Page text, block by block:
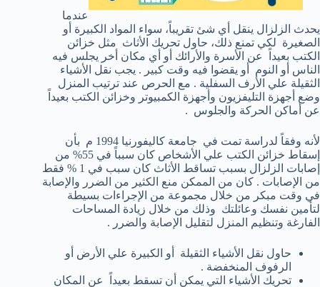
عندما
يحدث الزلزال ينقل أي شئ تقريباً، سواء المواد الكبيرة أو
الصغيرة لكي تمنع ذلك، حاول تحريك الأثاث مثل خزائن
الكتب بعيداً عن الأسرة والأرائك أو أي مكان أخر يجلس فيه
الناس أو النوم أو يقضوا فيه وقت كبير . يجب نقل الأشياء
الثقيلة علي الأرف السفلية . مع الحرص عند ترتيب المنزل
وضع أجهزة التليفزيون وأجهزة الكمبيوتر وخزائن الكتب بعيداً
عن أماكن الحركة والجلوس .
لأنه وفقاً لدراسة تمت في جامعة كاليفورنيا 1994 م بأن
إسقاط خزائن الكتب علي الأشخاص كان سبباً في 55% من
إصابات الزلزال بسبب تساقط الأثاث كان سبب في 1 % فقط
من الإصابات . كان من الممكن منع الكثير من الضرر والإصابة
في وقت مبكر من خلال مجموعة من الإجراءات بسيطة
لتأمين نفسك وعائلتك وذلك من خلال زيادة المساحات
الفارغة وتنظيم المنزل لتقليل الإصابة والضرر .
حاول نقل الأشياء الثقيلة أو الكبيرة علي الأرض أو
الرفوف المنخفضة .
تحريك الأشياء التي يمكن أن تسقط بعيداً عن المكان